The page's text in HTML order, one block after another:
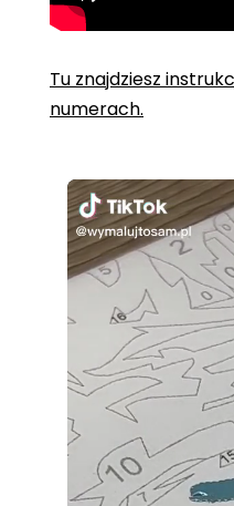
Tu znajdziesz
numerach.